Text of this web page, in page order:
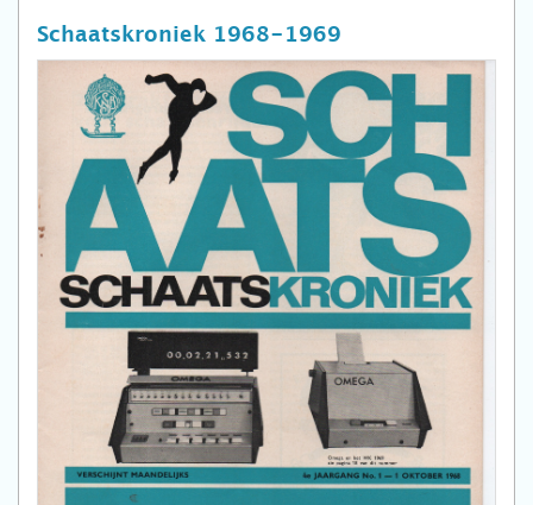
Schaatskroniek 1968-1969